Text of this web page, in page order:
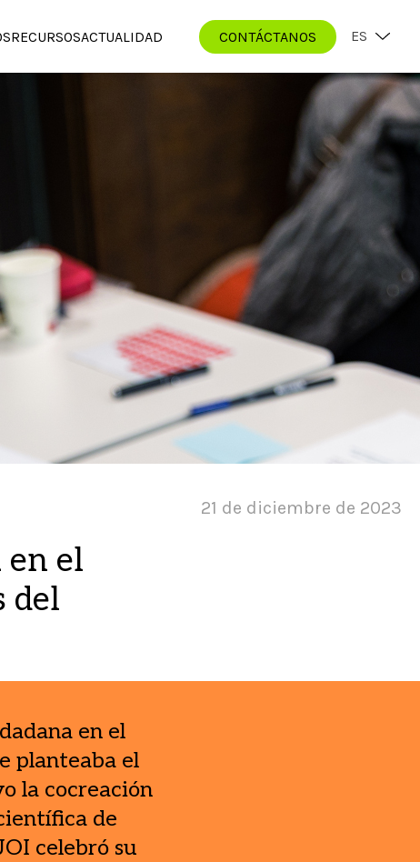
RECURSOSACTUALIDAD CONTÁCTANOS ES
21 de diciembre de 2023
el
del
en el
planteaba el
la cocreación
de
celebró su